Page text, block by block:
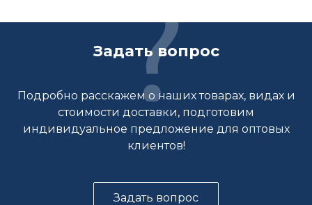
Задать вопрос
Подробно расскажем о наших товарах, видах и
стоимости доставки, подготовим
индивидуальное предложение для оптовых
клиентов!
Задать вопрос